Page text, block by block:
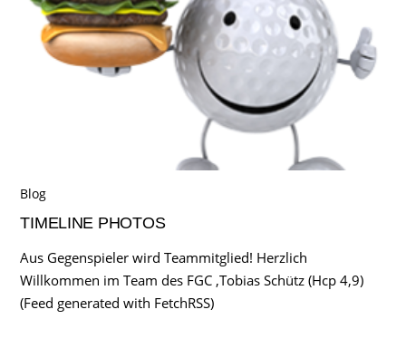
Blog
TIMELINE PHOTOS
Aus Gegenspieler wird Teammitglied! Herzlich
Willkommen im Team des FGC ,Tobias Schütz (Hcp 4,9)
(Feed generated with FetchRSS)